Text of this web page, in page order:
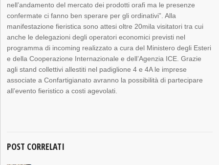
nell’andamento del mercato dei prodotti orafi ma le presenze
confermate ci fanno ben sperare per gli ordinativi”. Alla
manifestazione fieristica sono attesi oltre 20mila visitatori tra cui
anche le delegazioni degli operatori economici previsti nel
programma di incoming realizzato a cura del Ministero degli Esteri
e della Cooperazione Internazionale e dell’Agenzia ICE. Grazie
agli stand collettivi allestiti nel padiglione 4 e 4A le imprese
associate a Confartigianato avranno la possibilità di partecipare
all’evento fieristico a costi agevolati.
POST CORRELATI